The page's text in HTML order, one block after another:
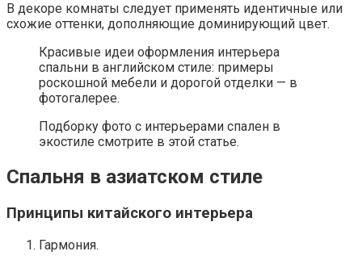
В декоре комнаты следует применять идентичные или
схожие оттенки, дополняющие доминирующий цвет.
Красивые идеи оформления интерьера
спальни в английском стиле: примеры
роскошной мебели и дорогой отделки — в
фотогалерее.
Подборку фото с интерьерами спален в
экостиле смотрите в этой статье.
Спальня в азиатском стиле
Принципы китайского интерьера
Гармония.